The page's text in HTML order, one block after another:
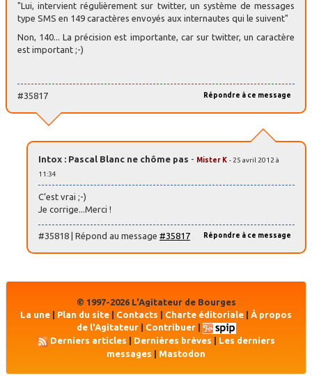
"Lui, intervient régulièrement sur twitter, un système de messages
type SMS en 149 caractères envoyés aux internautes qui le suivent"
Non, 140... La précision est importante, car sur twitter, un caractère
est important ;-)
Répondre à ce message
#35817
Intox : Pascal Blanc ne chôme pas - Mister K - 25 avril 2012 à
11:34
C’est vrai ;-)
Je corrige...Merci !
Répondre à ce message
#35818 | Répond au message #35817
© 1997-2026 L'Agitateur de Bourges
La une
Plan du site Contacts Charte éditoriale
À propos
de l'Agitateur| Contribuer|
Derniers articles
Dernières brèves
Les derniers
messages | Mastodon